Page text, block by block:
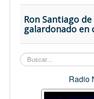
Conozca Nuevitas
Fotorreportaje
Opinión
Medio Ambiente
Ron Santiago
galardonado en
Buscar...
Radio